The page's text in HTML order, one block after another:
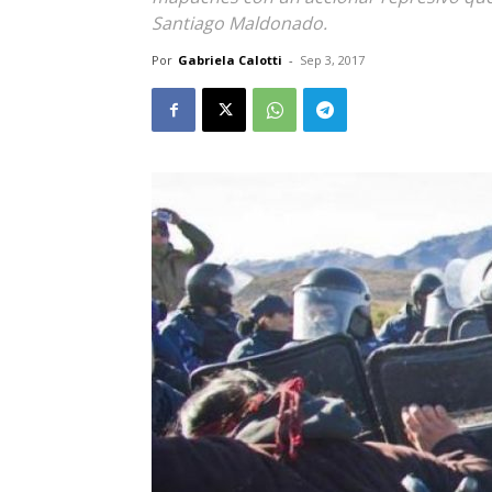
Santiago Maldonado.
Por Gabriela Calotti - Sep 3, 2017